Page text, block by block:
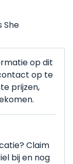
She
op dit
op te
prijzen,
Claim
bij en nog